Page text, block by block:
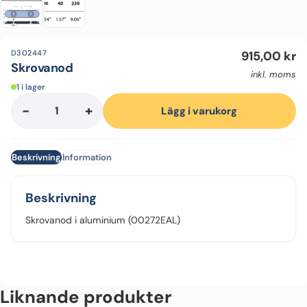
D302447
Skrovanod
915,00 kr
inkl. moms
1 i lager
-
Skrovanod
+ Lägg i varukorg
BeskrivningInformation
Beskrivning
Skrovanod i aluminium (00272EAL)
Liknande produkter